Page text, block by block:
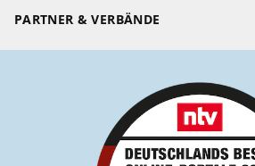
PARTNER & VERBÄNDE